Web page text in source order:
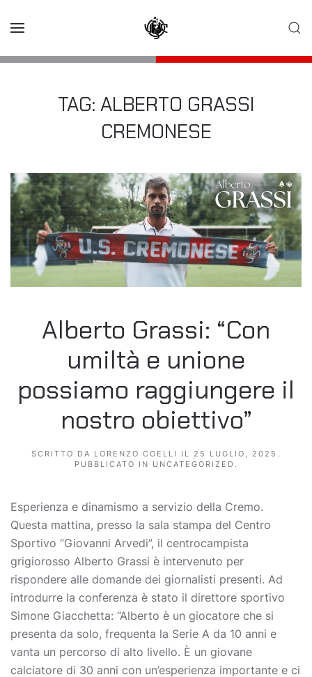
TAG: ALBERTO GRASSI
CREMONESE
Alberto Grassi: “Con
umiltà e unione
possiamo raggiungere il
nostro obiettivo”
SCRITTO DA LORENZO COELLI IL 25 LUGLIO, 2025 .
PUBBLICATO IN UNCATEGORIZED .
Esperienza e dinamismo a servizio della Cremo.
Questa mattina, presso la sala stampa del Centro
Sportivo “Giovanni Arvedi”, il centrocampista
grigiorosso Alberto Grassi è intervenuto per
rispondere alle domande dei giornalisti presenti. Ad
introdurre la conferenza è stato il direttore sportivo
Simone Giacchetta: “Alberto è un giocatore che si
presenta da solo, frequenta la Serie A da 10 anni e
vanta un percorso di alto livello. È un giovane
calciatore di 30 anni con un’esperienza importante e ci